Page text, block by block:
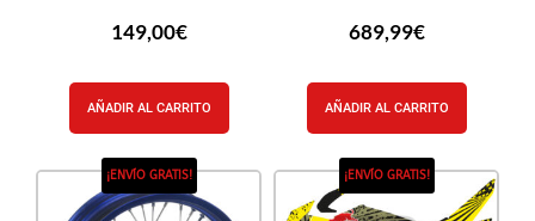
149,00€
AÑADIR AL CARRITO
689,99€
AÑADIR AL CARRITO
¡ENVÍO GRATIS! ¡ENVÍO GRATIS!